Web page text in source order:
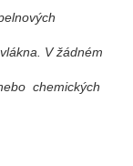
V žádném
chemických